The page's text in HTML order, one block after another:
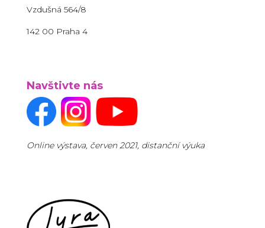
Vzdušná 564/8
142 00 Praha 4
Navštivte nás
Online výstava, červen 2021, distanční výuka